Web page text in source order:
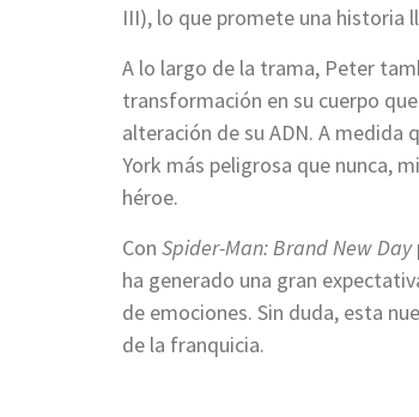
III), lo que promete una historia
A lo largo de la trama, Peter
transformación en su cuerpo
alteración de su ADN. A medida
York más peligrosa que nunca,
héroe.
Con Spider-Man: Brand New Day
ha generado una gran
de emociones. Sin duda, esta
de la franquicia.